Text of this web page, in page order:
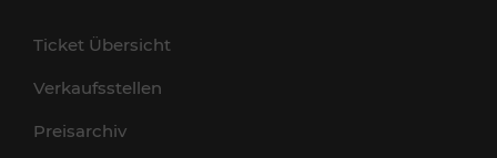
Ticket Übersicht
Verkaufsstellen
Preisarchiv